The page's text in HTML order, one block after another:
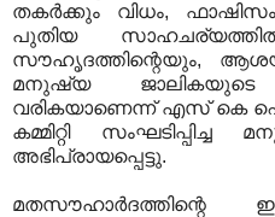
തകര്‍ക്കും വിധം,
പുതിയ സാഹചര്യത്തില്‍
സൗഹൃദത്തിന്റെയും,
മനുഷ്യ ജാലികയുടെ
വരികയാണെന്ന് എസ് കെ ഐ
കമ്മിറ്റി
അഭിപ്രായപ്പെട്ടു.
മതസൗഹാര്‍ദത്തിന്റെ